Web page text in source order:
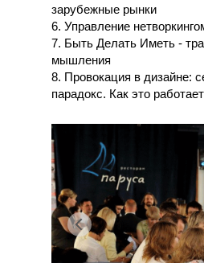
зарубежные рынки
6. Управление
7. Быть Делать Иметь -
мышления
8. Провокация в дизайне:
парадокс. Как это